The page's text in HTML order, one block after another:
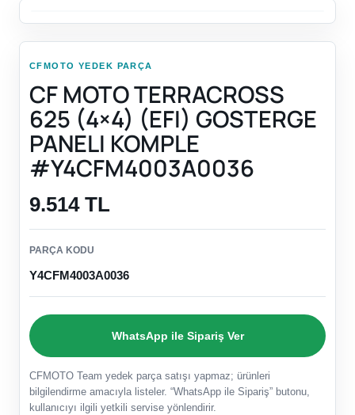
CFMOTO YEDEK PARÇA
CF MOTO TERRACROSS
625 (4×4) (EFI) GOSTERGE
PANELI KOMPLE
#Y4CFM4003A0036
9.514 TL
PARÇA KODU
Y4CFM4003A0036
WhatsApp ile Sipariş Ver
CFMOTO Team yedek parça satışı yapmaz; ürünleri
bilgilendirme amacıyla listeler. “WhatsApp ile Sipariş” butonu,
kullanıcıyı ilgili yetkili servise yönlendirir.